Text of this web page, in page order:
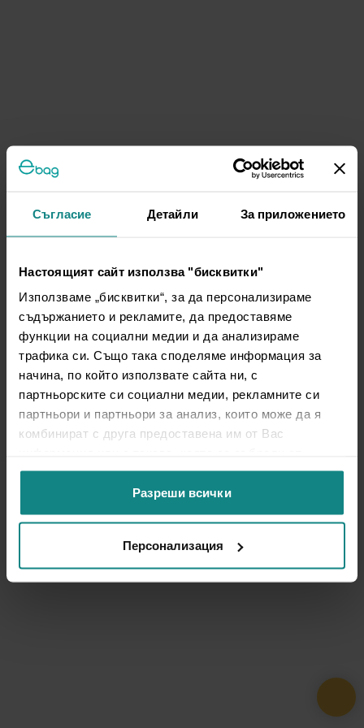
Съгласие Детайли За приложението
Настоящият сайт използва "бисквитки"
Използваме „бисквитки“, за да персонализираме
съдържанието и рекламите, да предоставяме
функции на социални медии и да анализираме
трафика си. Също така споделяме информация за
начина, по който използвате сайта ни, с
партньорските си социални медии, рекламните си
партньори и партньори за анализ, които може да я
комбинират с друга предоставена им от Вас
ползването от Ваша страна на услугите им.
Разреши всички
Персонализация